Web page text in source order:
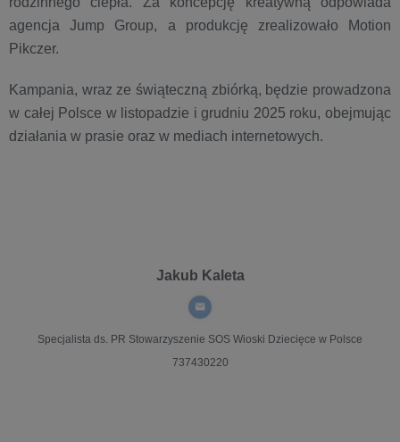
agencja Jump Group, a produkcję zrealizowało Motion
Pikczer.
Kampania, wraz ze świąteczną zbiórką, będzie prowadzona
w całej Polsce w listopadzie i grudniu 2025 roku, obejmując
działania w prasie oraz w mediach internetowych.
Jakub Kaleta
Specjalista ds. PR Stowarzyszenie SOS Wioski Dziecięce w Polsce
737430220